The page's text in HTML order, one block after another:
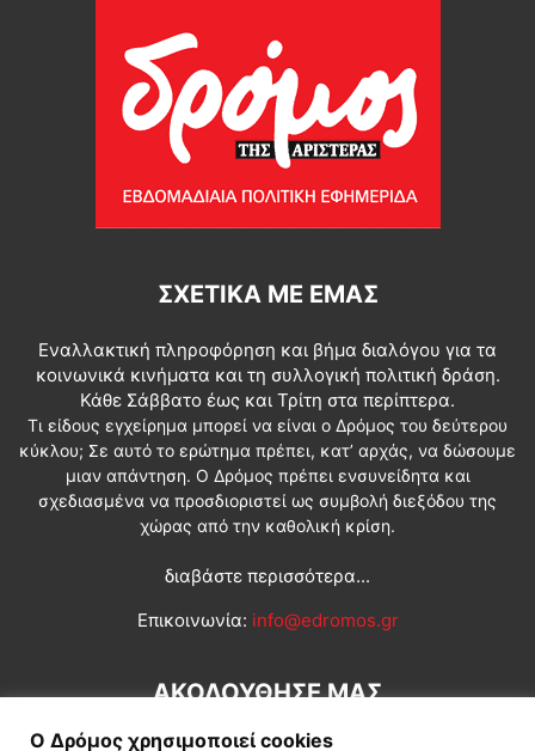
ΣΧΕΤΙΚΆ ΜΕ ΕΜΆΣ
Εναλλακτική πληροφόρηση και βήμα διαλόγου για τα
κοινωνικά κινήματα και τη συλλογική πολιτική δράση.
Κάθε Σάββατο έως και Τρίτη στα περίπτερα.
Τι είδους εγχείρημα μπορεί να είναι ο Δρόμος του δεύτερου
κύκλου; Σε αυτό το ερώτημα πρέπει, κατ’ αρχάς, να δώσουμε
μιαν απάντηση. Ο Δρόμος πρέπει ενσυνείδητα και
σχεδιασμένα να προσδιοριστεί ως συμβολή διεξόδου της
χώρας από την καθολική κρίση.
διαβάστε περισσότερα...
Επικοινωνία: info@edromos.gr
ΑΚΟΛΟΥΘΗΣΕ ΜΑΣ
Ο Δρόμος χρησιμοποιεί cookies